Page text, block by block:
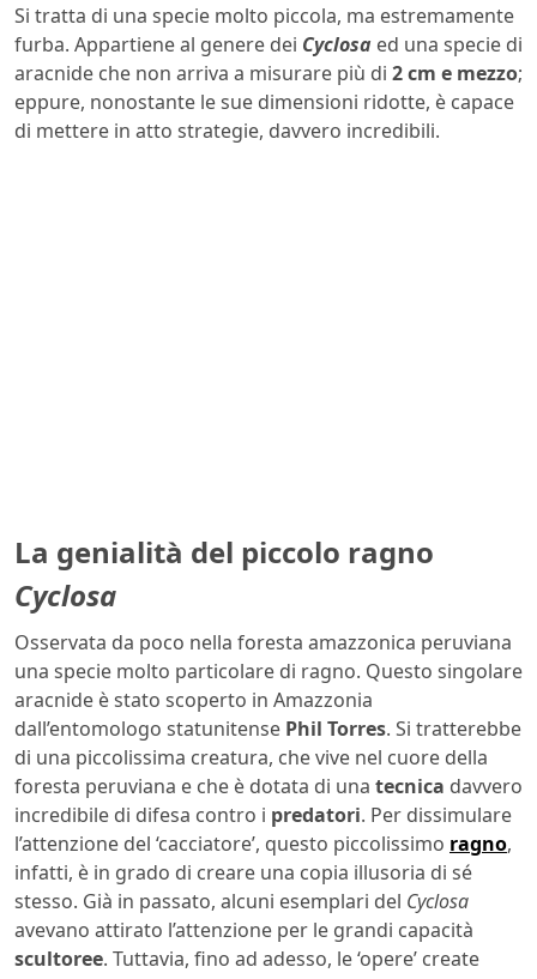
Si tratta di una specie molto piccola, ma estremamente
furba. Appartiene al genere dei Cyclosa ed una specie di
aracnide che non arriva a misurare più di 2 cm e mezzo;
eppure, nonostante le sue dimensioni ridotte, è capace
di mettere in atto strategie, davvero incredibili.
La genialità del piccolo ragno
Cyclosa
Osservata da poco nella foresta amazzonica peruviana
una specie molto particolare di ragno. Questo singolare
aracnide è stato scoperto in Amazzonia
dall’entomologo statunitense Phil Torres. Si tratterebbe
di una piccolissima creatura, che vive nel cuore della
foresta peruviana e che è dotata di una tecnica davvero
incredibile di difesa contro i predatori. Per dissimulare
l’attenzione del ‘cacciatore’, questo piccolissimo ragno,
infatti, è in grado di creare una copia illusoria di sé
stesso. Già in passato, alcuni esemplari del Cyclosa
avevano attirato l’attenzione per le grandi capacità
scultoree. Tuttavia, fino ad adesso, le ‘opere’ create